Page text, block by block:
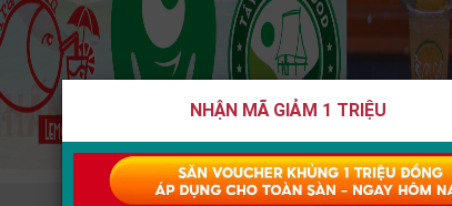
NHẬN MÃ GIẢM 1 TRIỆU